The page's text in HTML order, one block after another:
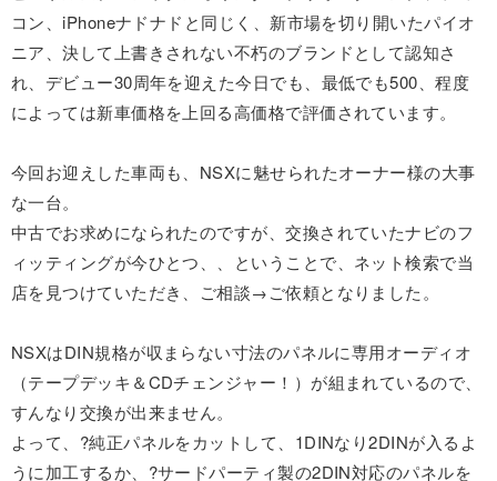
コン、iPhoneナドナドと同じく、新市場を切り開いたパイオ
ニア、決して上書きされない不朽のブランドとして認知さ
れ、デビュー30周年を迎えた今日でも、最低でも500、程度
によっては新車価格を上回る高価格で評価されています。
今回お迎えした車両も、NSXに魅せられたオーナー様の大事
な一台。
中古でお求めになられたのですが、交換されていたナビのフ
ィッティングが今ひとつ、、ということで、ネット検索で当
店を見つけていただき、ご相談→ご依頼となりました。
NSXはDIN規格が収まらない寸法のパネルに専用オーディオ
（テープデッキ＆CDチェンジャー！）が組まれているので、
すんなり交換が出来ません。
よって、?純正パネルをカットして、1DINなり2DINが入るよ
うに加工するか、?サードパーティ製の2DIN対応のパネルを